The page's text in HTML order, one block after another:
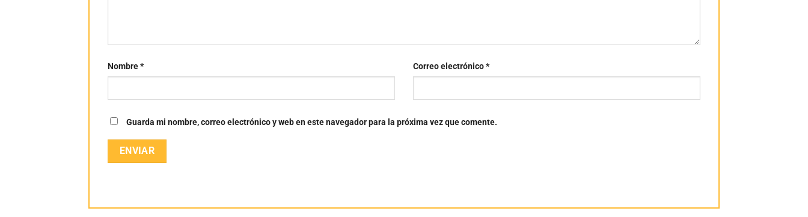
Nombre* Correo electrónico*
Guarda mi nombre, correo electrónico y web en este navegador para la próxima vez que comente.